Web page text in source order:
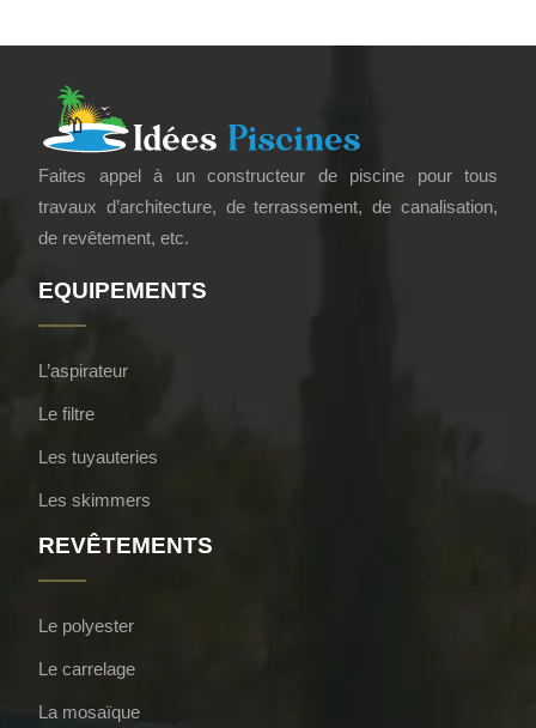
Faites appel à un constructeur de piscine pour tous
travaux d’architecture, de terrassement, de canalisation,
de revêtement, etc.
EQUIPEMENTS
L’aspirateur
Le filtre
Les tuyauteries
Les skimmers
REVÊTEMENTS
Le polyester
Le carrelage
La mosaïque